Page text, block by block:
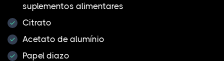
suplementos alimentares
Citrato
Acetato de alumínio
Papel diazo